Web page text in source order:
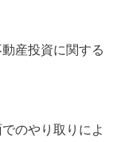
産投資に関する
のやり取りによ